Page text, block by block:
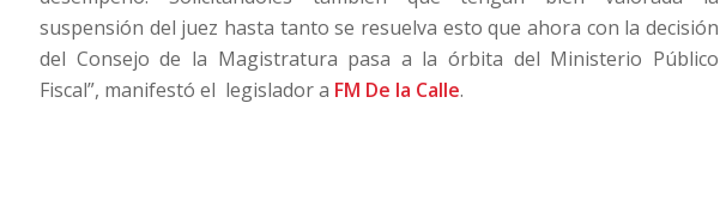
suspensión del juez hasta tanto se resuelva esto que ahora con la decisión
del Consejo de la Magistratura pasa a la órbita del Ministerio Público
Fiscal”, manifestó el legislador a FM De la Calle.